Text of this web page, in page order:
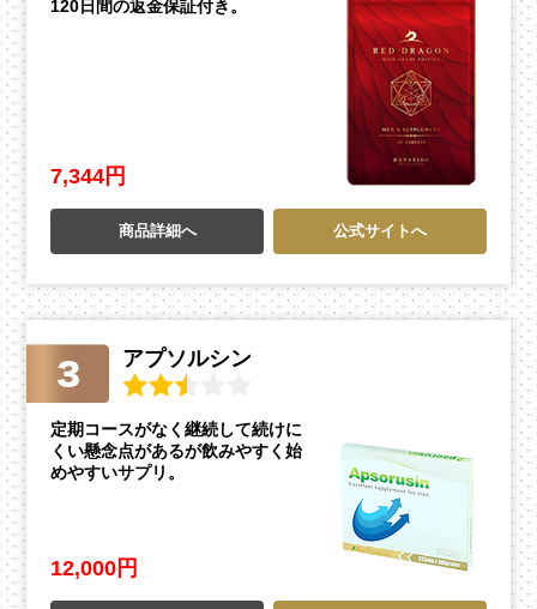
120日間の返金保証付き。
7,344円
商品詳細へ 公式サイトへ
アプソルシン
定期コースがなく継続して続けに
くい懸念点があるが飲みやすく始
めやすいサプリ。
12,000円